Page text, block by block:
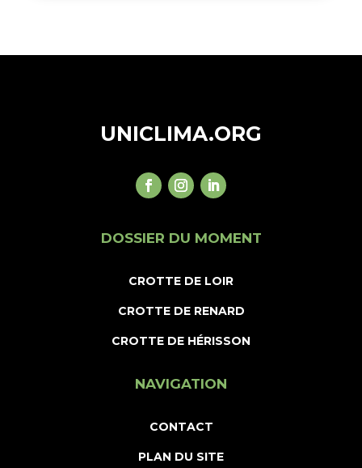
UNICLIMA.ORG
DOSSIER DU MOMENT
CROTTE DE LOIR
CROTTE DE RENARD
CROTTE DE HÉRISSON
NAVIGATION
CONTACT
PLAN DU SITE